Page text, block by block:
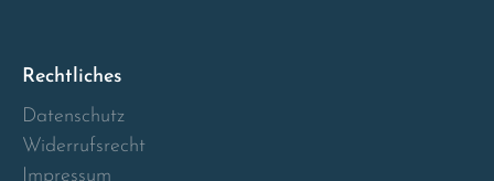
Rechtliches
Datenschutz
Widerrufsrecht
Impressum
Österreich
Poland